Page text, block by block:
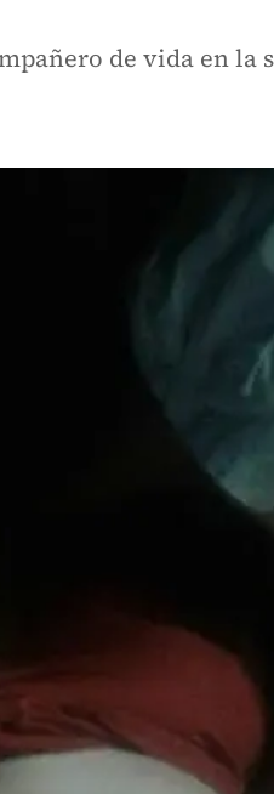
de vida en la